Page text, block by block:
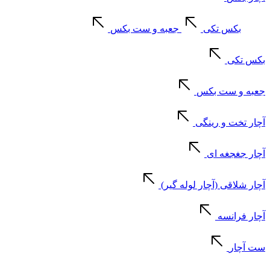
بکس تکی جعبه و ست بکس
بکس تکی
جعبه و ست بکس
آچار تخت و رینگی
آچار جغجغه ای
آچار شلاقی (آچار لوله گیر)
آچار فرانسه
ست آچار